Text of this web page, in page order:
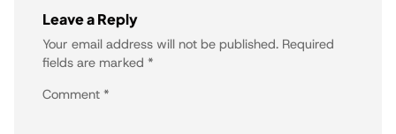
Leave a Reply
Your email address will not be published. Required
fields are marked *
Comment *